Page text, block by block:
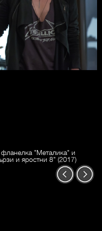
"Металика" и
и яростни 8" (2017)